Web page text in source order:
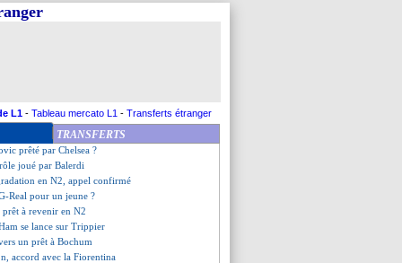
L1 - Tableau mercato L1 - Transferts étranger
TRANSFERTS
salue la maturité de Yoro
tenté par un départ
d'Olise, le respect d'Henry
prêté par Chelsea ?
joué par Balerdi
en N2, appel confirmé
Real pour un jeune ?
prêt à revenir en N2
se lance sur Trippier
un prêt à Bochum
accord avec la Fiorentina